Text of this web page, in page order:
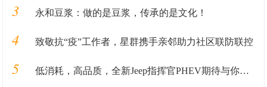
3 永和豆浆：做的是豆浆，传承的是文化！
4 致敬抗“疫”工作者，星群携手亲邻助力社区联防联控
5 低消耗，高品质，全新Jeep指挥官PHEV期待与你来电